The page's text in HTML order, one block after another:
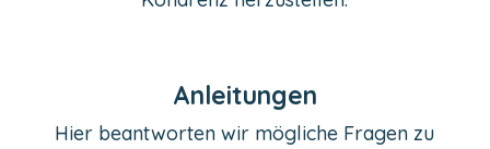
Anleitungen
Hier beantworten wir mögliche Fragen zu